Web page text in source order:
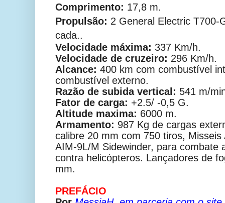
Comprimento: 17,8 m.
Propulsão: 2 General Electric T700-
cada..
Velocidade máxima: 337 Km/h.
Velocidade de cruzeiro: 296 Km/h.
Alcance: 400 km com combustível
combustível externo.
Razão de subida vertical: 541 m/
Fator de carga: +2.5/ -0,5 G.
Altitude maxima: 6000 m.
Armamento: 987 Kg de cargas
calibre 20 mm com 750 tiros, Misseis
AIM-9L/M Sidewinder, para combate
contra helicópteros. Lançadores de
mm.
PREFÁCIO